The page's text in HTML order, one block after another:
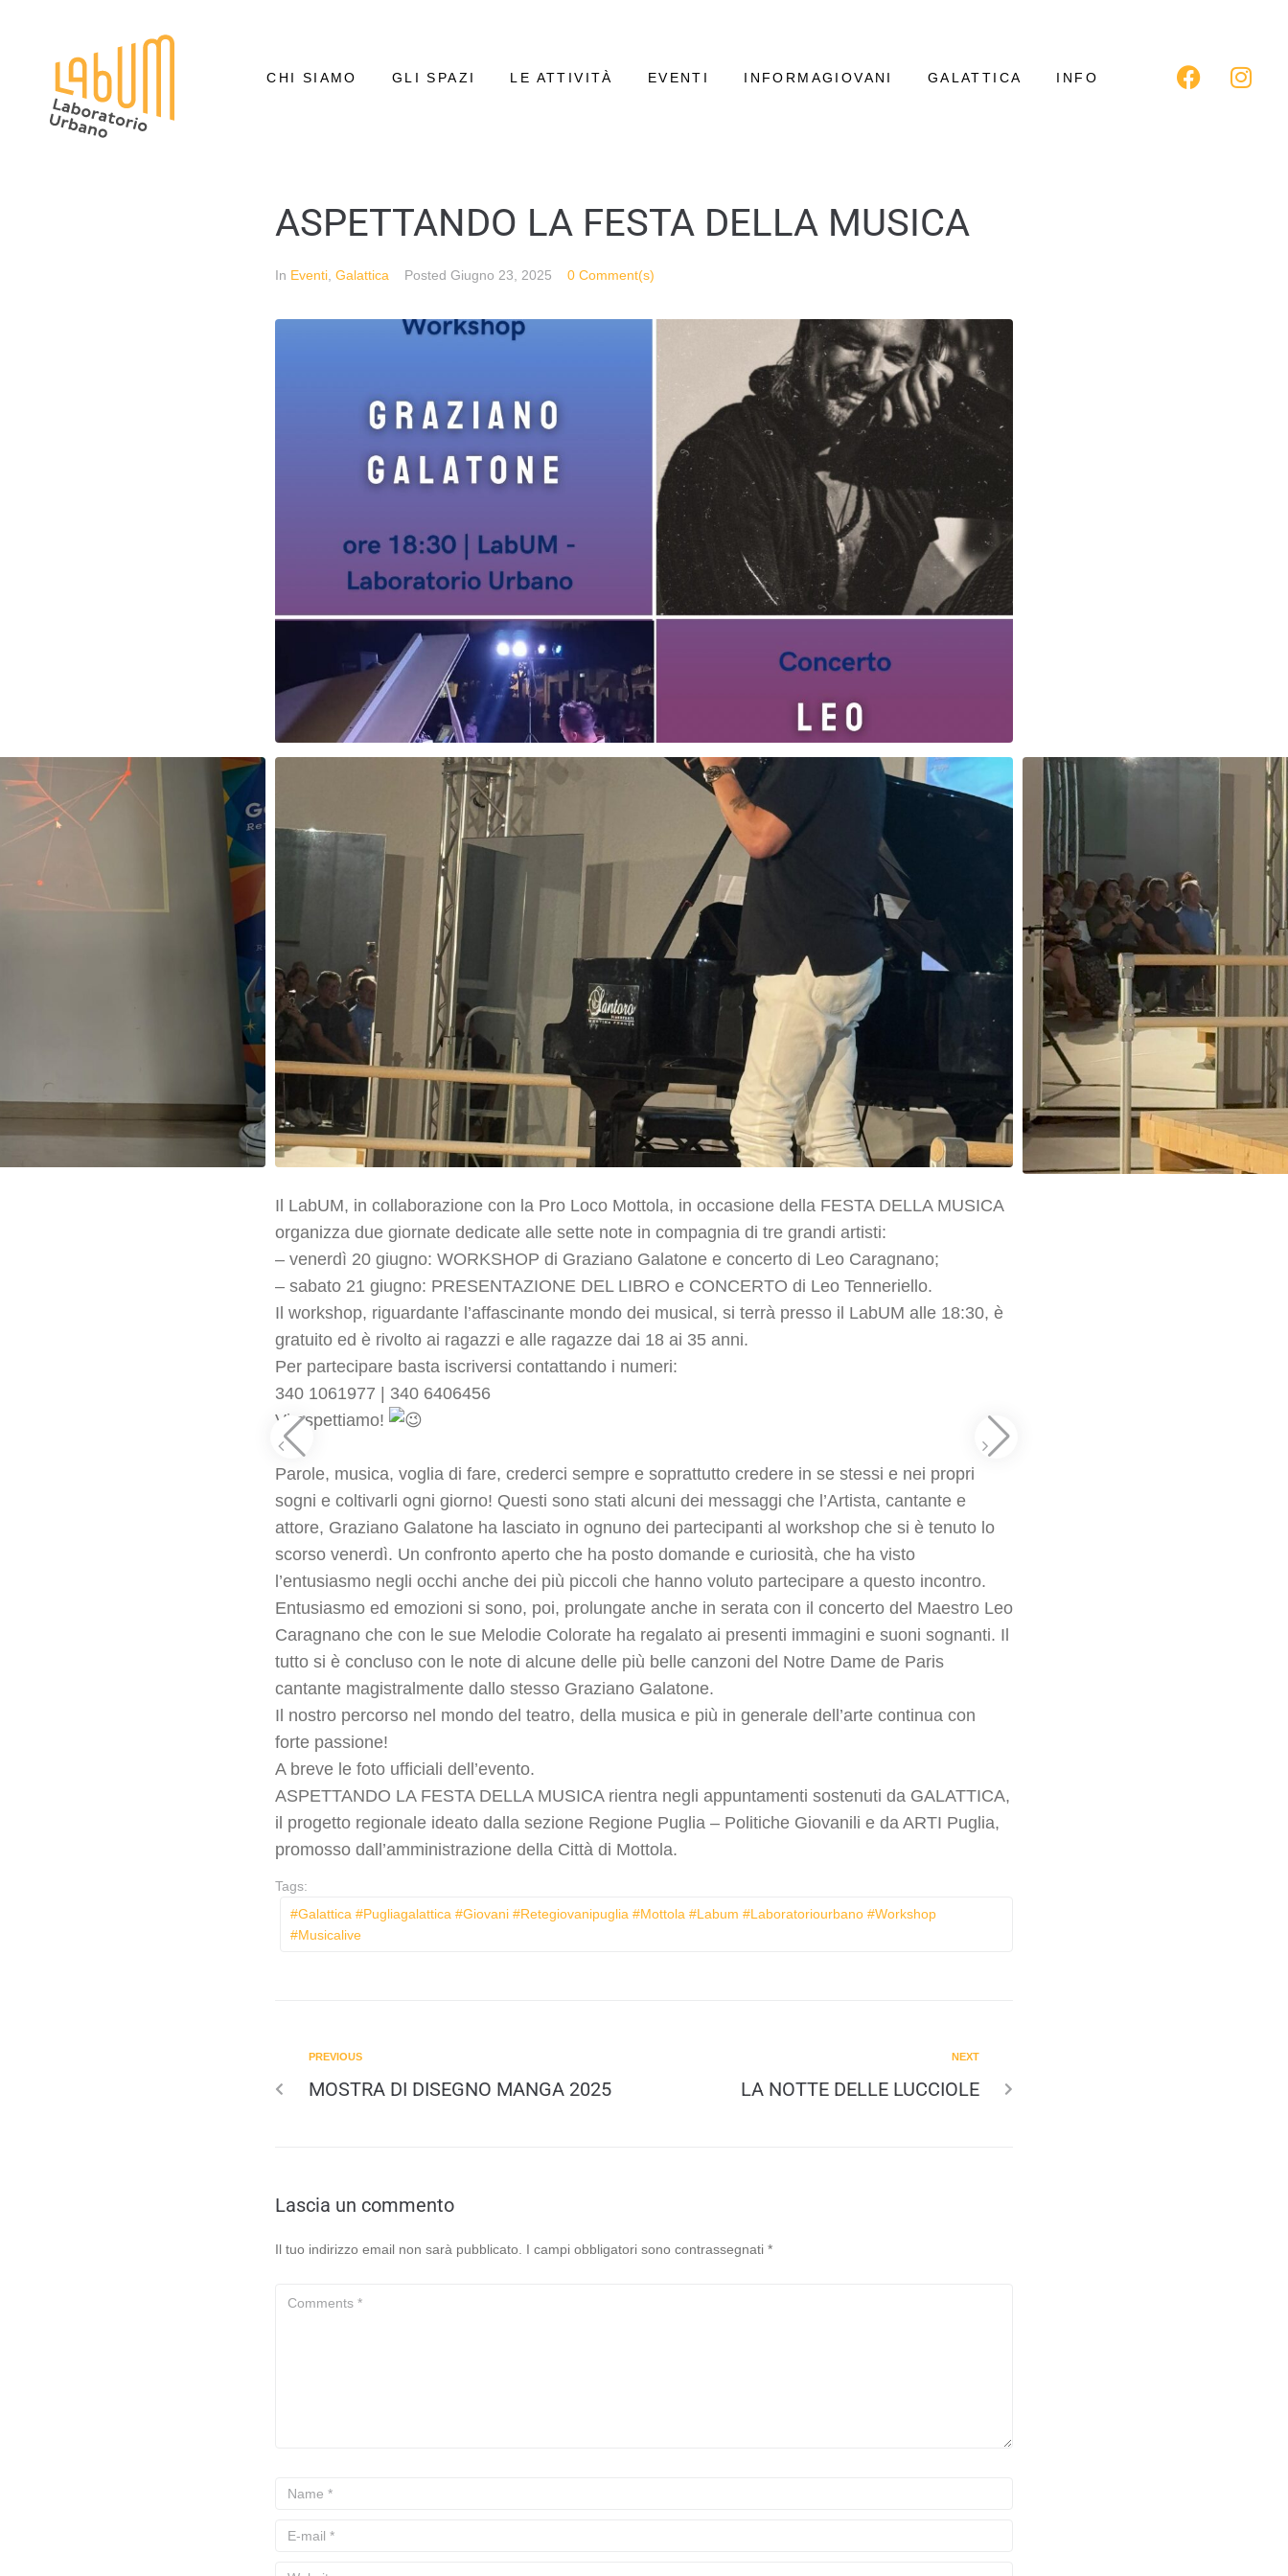
CHI SIAMO GLI SPAZI LE ATTIVITÀ EVENTI INFORMAGIOVANI GALATTICA INFO
ASPETTANDO LA FESTA DELLA MUSICA
In Eventi Galattica Posted Giugno 23, 2025 0 Comment(s)
Il LabUM, in collaborazione con la Pro Loco Mottola, in occasione della FESTA DELLA MUSICA
organizza due giornate dedicate alle sette note in compagnia di tre grandi artisti:
– venerdì 20 giugno: WORKSHOP di Graziano Galatone e concerto di Leo Caragnano;
– sabato 21 giugno: PRESENTAZIONE DEL LIBRO e CONCERTO di Leo Tenneriello.
Il workshop, riguardante l’affascinante mondo dei musical, si terrà presso il LabUM alle 18:30, è
gratuito ed è rivolto ai ragazzi e alle ragazze dai 18 ai 35 anni.
Per partecipare basta iscriversi contattando i numeri:
340 1061977 | 340 6406456
Vi aspettiamo!
—-
Parole, musica, voglia di fare, crederci sempre e soprattutto credere in se stessi e nei propri
sogni e coltivarli ogni giorno! Questi sono stati alcuni dei messaggi che l’Artista, cantante e
attore, Graziano Galatone ha lasciato in ognuno dei partecipanti al workshop che si è tenuto lo
scorso venerdì. Un confronto aperto che ha posto domande e curiosità, che ha visto
l’entusiasmo negli occhi anche dei più piccoli che hanno voluto partecipare a questo incontro.
Entusiasmo ed emozioni si sono, poi, prolungate anche in serata con il concerto del Maestro Leo
Caragnano che con le sue Melodie Colorate ha regalato ai presenti immagini e suoni sognanti. Il
tutto si è concluso con le note di alcune delle più belle canzoni del Notre Dame de Paris
cantante magistralmente dallo stesso Graziano Galatone.
Il nostro percorso nel mondo del teatro, della musica e più in generale dell’arte continua con
forte passione!
A breve le foto ufficiali dell’evento.
ASPETTANDO LA FESTA DELLA MUSICA rientra negli appuntamenti sostenuti da GALATTICA,
il progetto regionale ideato dalla sezione Regione Puglia – Politiche Giovanili e da ARTI Puglia,
promosso dall’amministrazione della Città di Mottola.
Tags:
#galattica #pugliagalattica #giovani #retegiovanipuglia #mottola #labum #laboratoriourbano #workshop
#musicalive
PREVIOUS
MOSTRA DI DISEGNO MANGA 2025
NEXT
LA NOTTE DELLE LUCCIOLE
Lascia un commento
Il tuo indirizzo email non sarà pubblicato. I campi obbligatori sono contrassegnati *